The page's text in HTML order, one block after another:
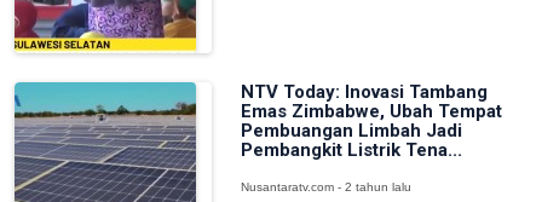
NTV Today: Inovasi Tambang
Emas Zimbabwe, Ubah Tempat
Pembuangan Limbah Jadi
Pembangkit Listrik Tena...
Nusantaratv.com - 2 tahun lalu